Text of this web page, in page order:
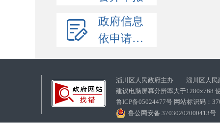
政府信息
依申请公开
淄川区人民政府主办 淄川区人民
建议电脑屏幕分辨率大于1280x768
鲁ICP备05024477号 网站标识码：
鲁公网安备 37030202000413号